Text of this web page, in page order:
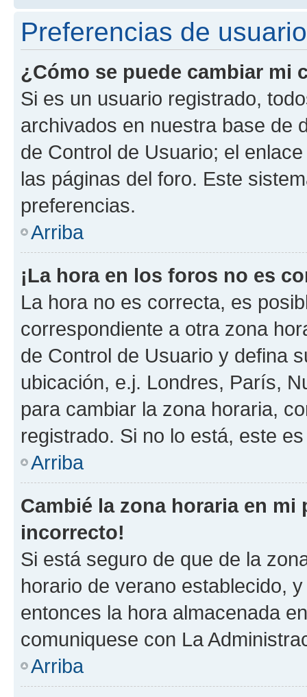
Preferencias de
¿Cómo se puede cambiar mi
Si es un usuario registrado,
archivados en nuestra base de
de Control de Usuario; el
las páginas del foro. Este
preferencias.
Arriba
¡La hora en los foros no es
La hora no es correcta, es
correspondiente a otra zona
de Control de Usuario y defina
ubicación, e.j. Londres, París,
para cambiar la zona horaria,
registrado. Si no lo está, este
Arriba
Cambié la zona horaria en
incorrecto!
Si está seguro de que de la
horario de verano establecido,
entonces la hora almacenada
comuniquese con La
Arriba